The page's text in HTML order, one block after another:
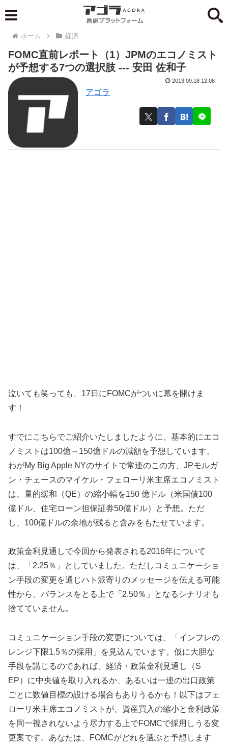
ホーム 経済
FOMC直前レポート（1）JPMのエコノミスト
が予想する7つの選択肢 --- 安田 佐和子
アゴラ
2013.09.18 12:08
泣いても笑っても、17日にFOMCがついに幕を開けま
す！
すでにこちらでご紹介いたしましたように、基本的にエコ
ノミストは100億～150億ドルの減額を予想しています。
わがMy Big Apple NYのサイトで常連のこの方、JPモルガ
ン・チェースのマイケル・フェローリ米主席エコノミスト
は、量的緩和（QE）の縮小幅を150 億ドル（米国債100
億ドル、住宅ローン担保証券50億ドル）と予想。ただ
し、100億ドルの余地が残ると含みをもたせています。
政策金利見通しで今回から発表される2016年について
は、「2.25％」としていました。ただしコミュニケーショ
ン手段の変更を通じハト派寄りのメッセージを伝える可能
性から、バランスをとる上で「2.50％」となるシナリオも
捨てていません。
コミュニケーション手段の変更については、「インフレの
レンジ下限1.5％の採用」を見込んでいます。仮に大胆な
手段を講じるのであれば、経済・政策金利見通し（S
EP）に中央値を取り入れるか、あるいは一連の出口政策
ごとに数値目標の設ける場合もありうるかも！以下はフェ
ローリ米主席エコノミストが、資産買入の縮小と金利政策
を同一視されないよう尽力する上でFOMCで採用しうる変
更案です。あなたは、FOMCがどれを選ぶと予想します